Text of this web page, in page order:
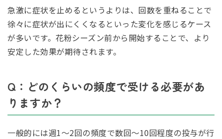
急激に症状を止めるというよりは、回数を重ねることで
徐々に症状が出にくくなるといった変化を感じるケース
が多いです。花粉シーズン前から開始することで、より
安定した効果が期待されます。
Q：どのくらいの頻度で受ける必要があ
りますか？
一般的には週1〜2回の頻度で数回〜10回程度の投与が行